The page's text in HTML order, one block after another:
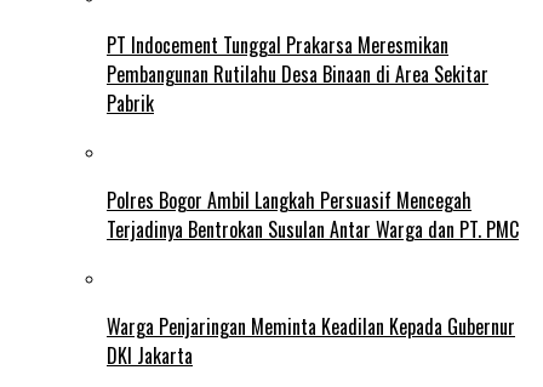
PT Indocement Tunggal Prakarsa Meresmikan
Pembangunan Rutilahu Desa Binaan di Area Sekitar
Pabrik
Polres Bogor Ambil Langkah Persuasif Mencegah
Terjadinya Bentrokan Susulan Antar Warga dan PT. PMC
Warga Penjaringan Meminta Keadilan Kepada Gubernur
DKI Jakarta